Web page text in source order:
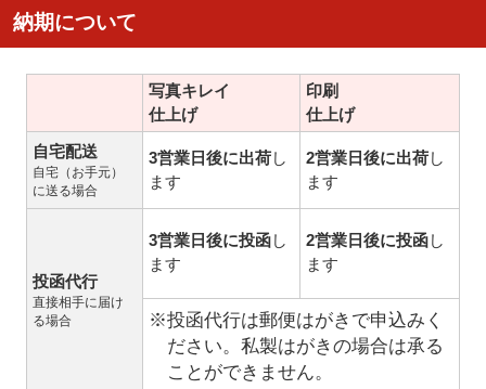
納期について
写真キレイ
仕上げ
印刷
仕上げ
自宅配送
自宅（お手元）
に送る場合
3営業日後に出荷し
ます
2営業日後に出荷し
ます
投函代行
直接相手に届け
る場合
3営業日後に投函し
ます
2営業日後に投函し
ます
※投函代行は郵便はがきで申込みく
ださい。私製はがきの場合は承る
ことができません。